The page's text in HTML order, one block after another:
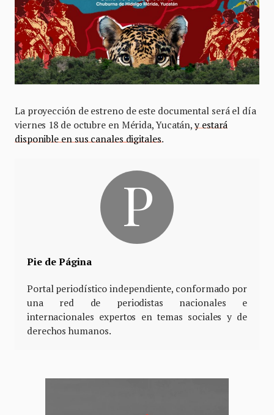
La proyección de estreno de este documental será el día
viernes 18 de octubre en Mérida, Yucatán,y estará
disponible en sus canales digitales.
Pie de Página
Portal periodístico independiente, conformado por
una red de periodistas nacionales e
internacionales expertos en temas sociales y de
derechos humanos.